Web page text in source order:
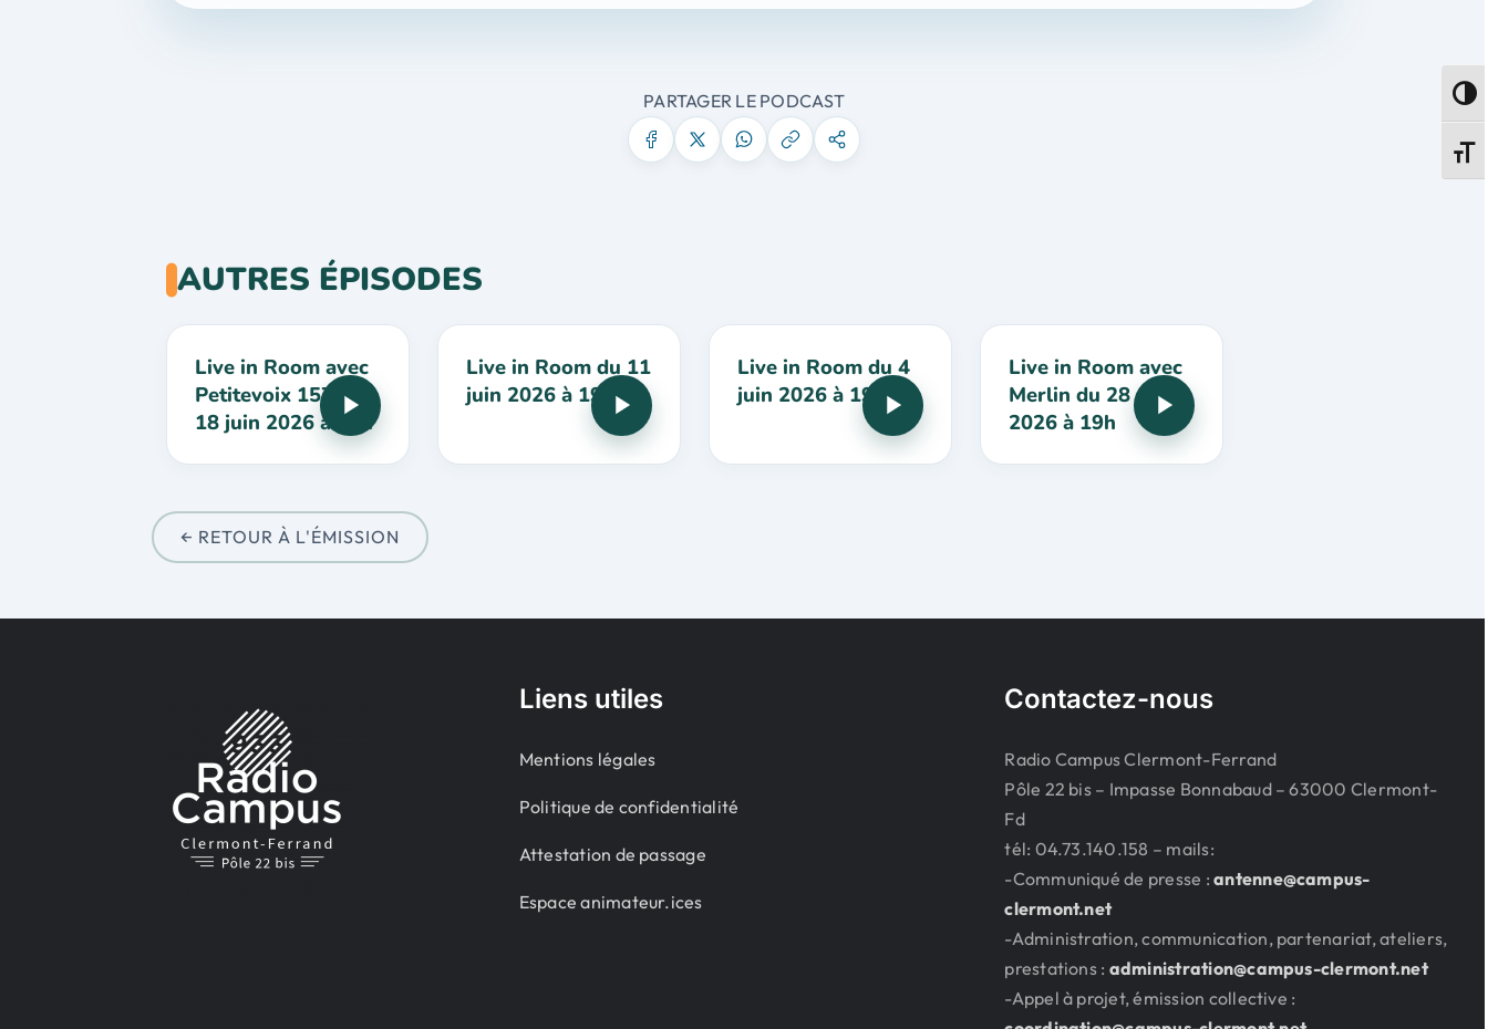
PARTAGER LE PODCAST
AUTRES ÉPISODES
Live in Room avec
Petitevoix 157 du
18 juin 2026 à 19h
Live in Room du 11
juin 2026 à 19h
Live in Room du 4
juin 2026 à 19h
Live in Room avec
Merlin du 28 mai
2026 à 19h
← RETOUR À L'ÉMISSION
Liens utiles
Mentions légales
Politique de confidentialité
Attestation de passage
Espace animateur.ices
Contactez-nous
Radio Campus Clermont-Ferrand
Pôle 22 bis – Impasse Bonnabaud – 63000 Clermont-
Fd
tél: 04.73.140.158 – mails:
-Communiqué de presse :antenne@campus-
clermont.net
-Administration, communication, partenariat, ateliers,
prestations : administration@campus-clermont.net
-Appel à projet, émission collective :